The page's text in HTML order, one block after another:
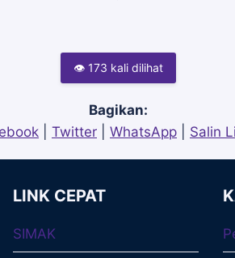
👁 173 kali dilihat
Bagikan:
Twitter WhatsApp Salin
LINK CEPAT
SIMAK